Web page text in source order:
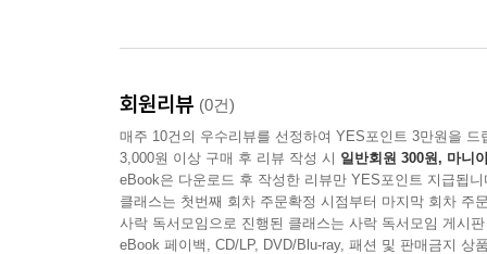
과정을 공개한다. 그러면서 이는 ‘정답’이 아닌 ‘해
“여기에 제시한 몇 가지 실마리는 수업 노하우라
않아도 남의 비법이 참고가 되는 것처럼 정답이
싶다.”
-‘책머리에’ 중
회원리뷰 (0건)
매주 10건의 우수리뷰를 선정하여 YES포인트 3만원을 드
3,000원 이상 구매 후 리뷰 작성 시 일반회원 300원, 마니
eBook은 다운로드 후 작성한 리뷰만 YES포인트 지급됩니
클래스는 첫번째 회차 주문확정 시점부터 마지막 회차 주
사락 독서모임으로 진행된 클래스는 사락 독서모임 게시
eBook 페이백, CD/LP, DVD/Blu-ray, 패션 및 판매금지 상